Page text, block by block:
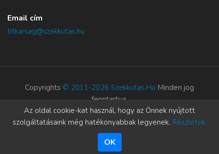
Email cím
titkarsag@szekkutas.hu
Copyrights © 2011-2026 Szekkutas.hu Minden jog
fenntartva.
Süti szabályzat
Az oldal cookie-kat használ, hogy az Önnek nyújtott
szolgáltatásaink még hatékonyabbak legyenek. Részletek.
OK